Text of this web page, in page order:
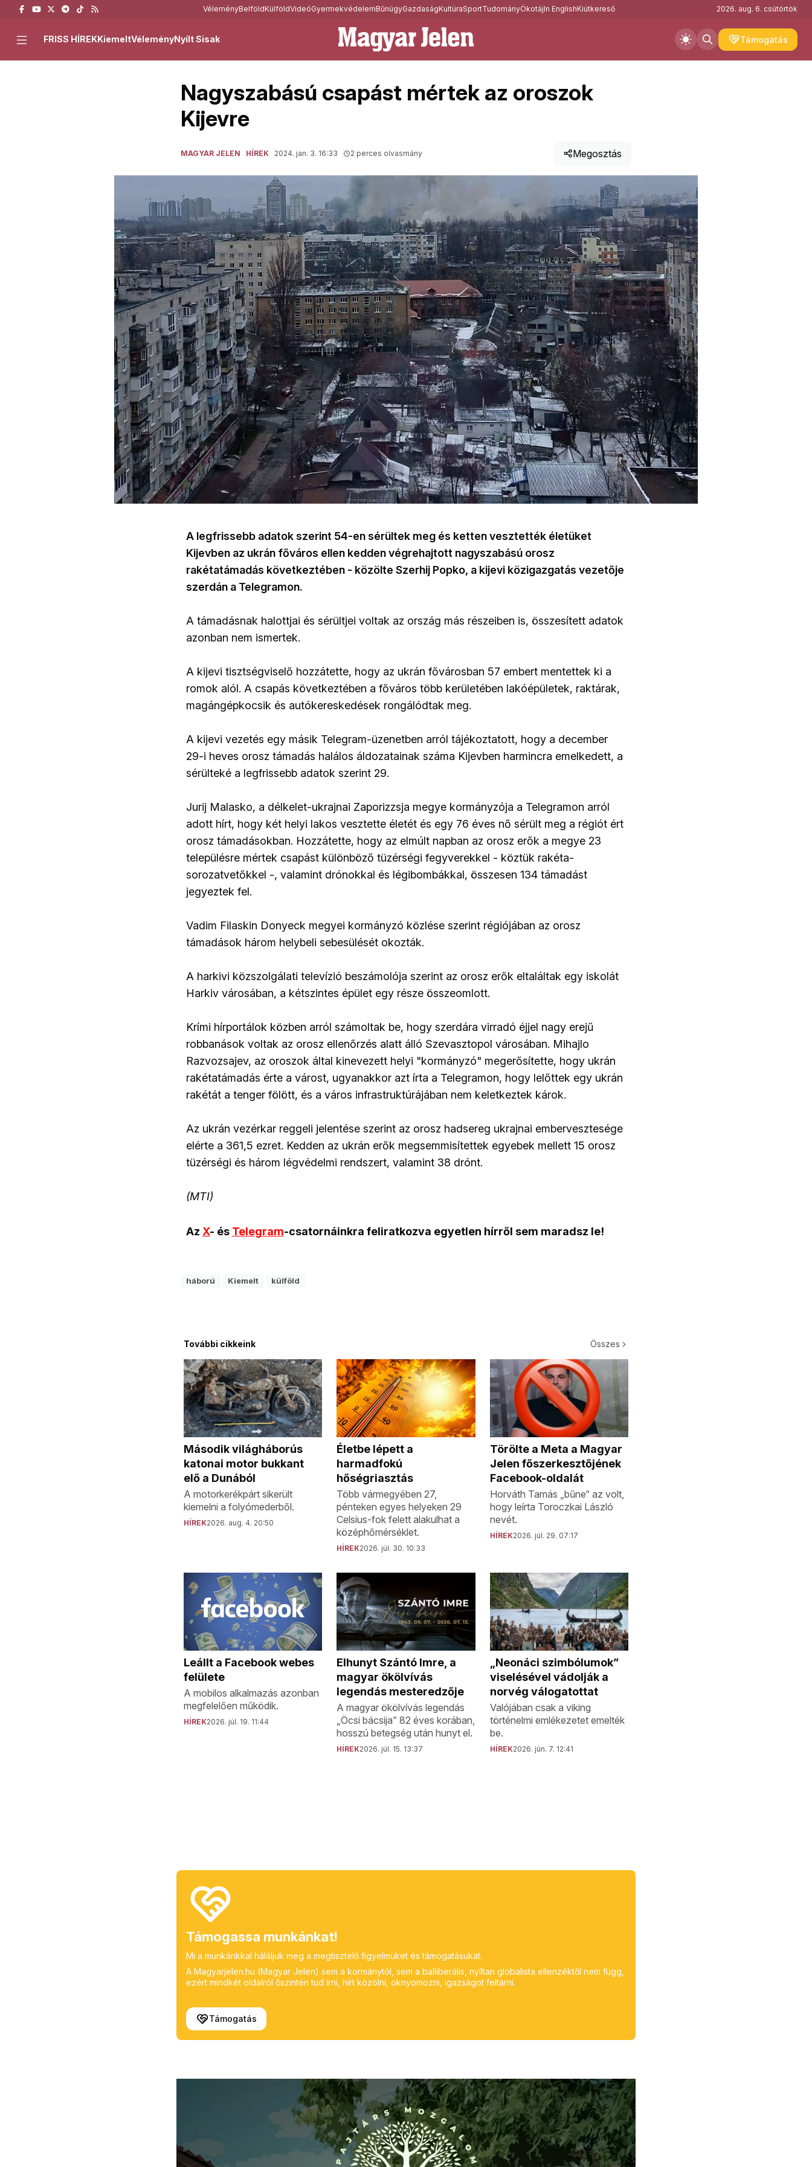
VéleményBelföldKülföldVideóGyermekvédelemBűnügyGazdaságKultúraSportTudományÖkotájIn EnglishKiútkereső 2026. aug. 6. csütörtök
Támogatás
FRISS HÍREKKiemeltVéleményNyílt Sisak
Nagyszabású csapást mértek az oroszok
Kijevre
MAGYAR JELEN HÍREK 2024. jan. 3. 16:33 2 perces olvasmány Megosztás
A legfrissebb adatok szerint 54-en sérültek meg és ketten vesztették életüket
Kijevben az ukrán főváros ellen kedden végrehajtott nagyszabású orosz
rakétatámadás következtében - közölte Szerhij Popko, a kijevi közigazgatás vezetője
szerdán a Telegramon.
A támadásnak halottjai és sérültjei voltak az ország más részeiben is, összesített adatok
azonban nem ismertek.
A kijevi tisztségviselő hozzátette, hogy az ukrán fővárosban 57 embert mentettek ki a
romok alól. A csapás következtében a főváros több kerületében lakóépületek, raktárak,
magángépkocsik és autókereskedések rongálódtak meg.
A kijevi vezetés egy másik Telegram-üzenetben arról tájékoztatott, hogy a december
29-i heves orosz támadás halálos áldozatainak száma Kijevben harmincra emelkedett, a
sérülteké a legfrissebb adatok szerint 29.
Jurij Malasko, a délkelet-ukrajnai Zaporizzsja megye kormányzója a Telegramon arról
adott hírt, hogy két helyi lakos vesztette életét és egy 76 éves nő sérült meg a régiót ért
orosz támadásokban. Hozzátette, hogy az elmúlt napban az orosz erők a megye 23
településre mértek csapást különböző tüzérségi fegyverekkel - köztük rakéta-
sorozatvetőkkel -, valamint drónokkal és légibombákkal, összesen 134 támadást
jegyeztek fel.
Vadim Filaskin Donyeck megyei kormányzó közlése szerint régiójában az orosz
támadások három helybeli sebesülését okozták.
A harkivi közszolgálati televízió beszámolója szerint az orosz erők eltaláltak egy iskolát
Harkiv városában, a kétszintes épület egy része összeomlott.
Krími hírportálok közben arról számoltak be, hogy szerdára virradó éjjel nagy erejű
robbanások voltak az orosz ellenőrzés alatt álló Szevasztopol városában. Mihajlo
Razvozsajev, az oroszok által kinevezett helyi "kormányzó" megerősítette, hogy ukrán
rakétatámadás érte a várost, ugyanakkor azt írta a Telegramon, hogy lelőttek egy ukrán
rakétát a tenger fölött, és a város infrastruktúrájában nem keletkeztek károk.
Az ukrán vezérkar reggeli jelentése szerint az orosz hadsereg ukrajnai embervesztesége
elérte a 361,5 ezret. Kedden az ukrán erők megsemmisítettek egyebek mellett 15 orosz
tüzérségi és három légvédelmi rendszert, valamint 38 drónt.
(MTI)
Az X- és Telegram-csatornáinkra feliratkozva egyetlen hírről sem maradsz le!
háború Kiemelt külföld
További cikkeink Összes
Második világháborús
katonai motor bukkant
elő a Dunából
A motorkerékpárt sikerült
kiemelni a folyómederből.
HÍREK2026. aug. 4. 20:50
Életbe lépett a
harmadfokú
hőségriasztás
Több vármegyében 27,
pénteken egyes helyeken 29
Celsius-fok felett alakulhat a
középhőmérséklet.
HÍREK2026. júl. 30. 10:33
Törölte a Meta a Magyar
Jelen főszerkesztőjének
Facebook-oldalát
Horváth Tamás „bűne“ az volt,
hogy leírta Toroczkai László
nevét.
HÍREK2026. júl. 29. 07:17
Leállt a Facebook webes
felülete
A mobilos alkalmazás azonban
megfelelően működik.
HÍREK2026. júl. 19. 11:44
Elhunyt Szántó Imre, a
magyar ökölvívás
legendás mesteredzője
A magyar ökölvívás legendás
„Öcsi bácsija” 82 éves korában,
hosszú betegség után hunyt el.
HÍREK2026. júl. 15. 13:37
„Neonáci szimbólumok”
viselésével vádolják a
norvég válogatottat
Valójában csak a viking
történelmi emlékezetet emelték
be.
HÍREK2026. jún. 7. 12:41
Támogassa munkánkat!
Mi a munkánkkal háláljuk meg a megtisztelő figyelmüket és támogatásukat.
A Magyarjelen.hu (Magyar Jelen) sem a kormánytól, sem a balliberális, nyíltan globalista ellenzéktől nem függ,
ezért mindkét oldalról őszintén tud írni, hírt közölni, oknyomozni, igazságot feltárni.
Támogatás